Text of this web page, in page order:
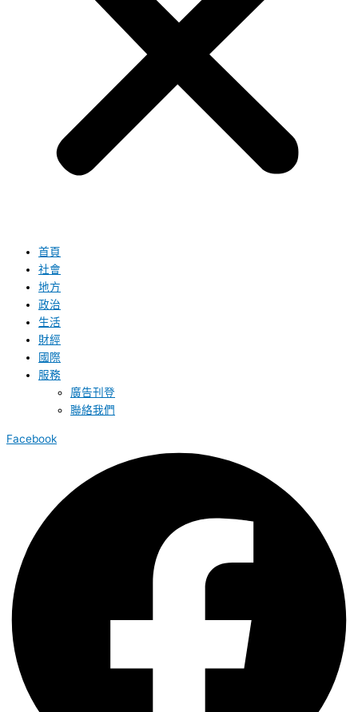
首頁
社會
地方
政治
生活
財經
國際
服務
廣告刊登
聯絡我們
Facebook